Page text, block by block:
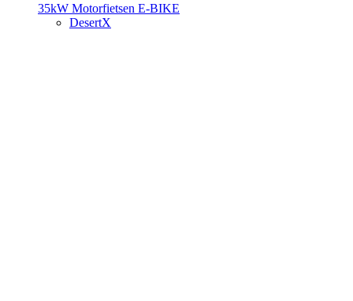
35kW Motorfietsen E-BIKE
DesertX